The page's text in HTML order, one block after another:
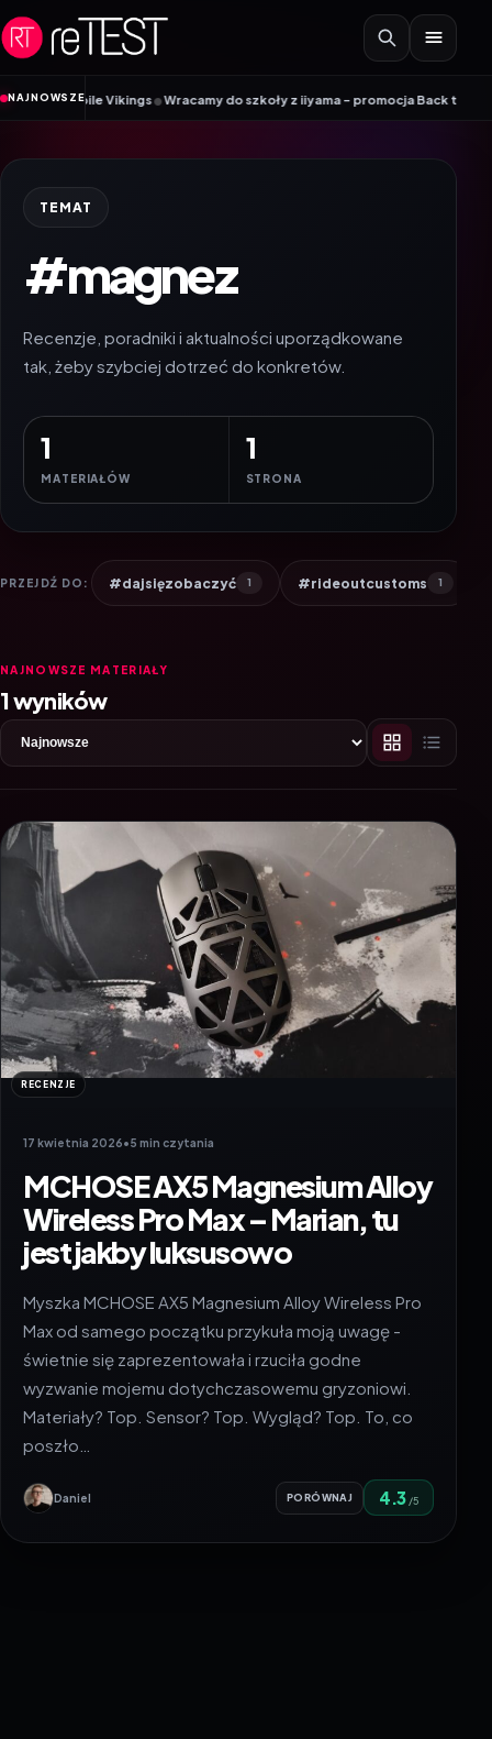
Przejdź do treści
NAJNOWSZE
Mobile Vikings•Wracamy do szkoły z iiyama – promocja Back to School
TEMAT
#magnez
Recenzje, poradniki i aktualności uporządkowane
tak, żeby szybciej dotrzeć do konkretów.
1
MATERIAŁÓW
1
STRONA
PRZEJDŹ DO: #dajsięzobaczyć 1 #rideoutcustoms 1
NAJNOWSZE MATERIAŁY
1 wyników
RECENZJE
17 kwietnia 2026•5 min czytania
MCHOSE AX5 Magnesium Alloy
Wireless Pro Max – Marian, tu
jest jakby luksusowo
Myszka MCHOSE AX5 Magnesium Alloy Wireless Pro
Max od samego początku przykuła moją uwagę -
świetnie się zaprezentowała i rzuciła godne
wyzwanie mojemu dotychczasowemu gryzoniowi.
Materiały? Top. Sensor? Top. Wygląd? Top. To, co
poszło…
Daniel PORÓWNAJ 4.3 /5